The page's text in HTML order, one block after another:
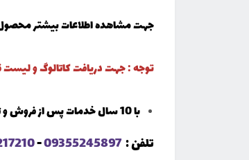
جهت مشاهده اطلاعات بیشتر
توجه : جهت دریافت کاتالوگ و
با 10 سال خدمات پس از فروش و تأمین قطعات
تلفن :09355245897
-